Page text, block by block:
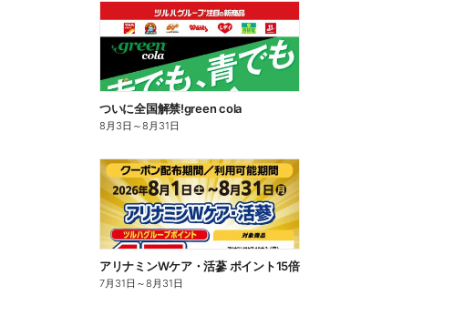
ついに全国解禁!green cola
8月3日 ～8月31日
アリナミンWケア・活蔘 ポイント15倍
7月31日 ～8月31日